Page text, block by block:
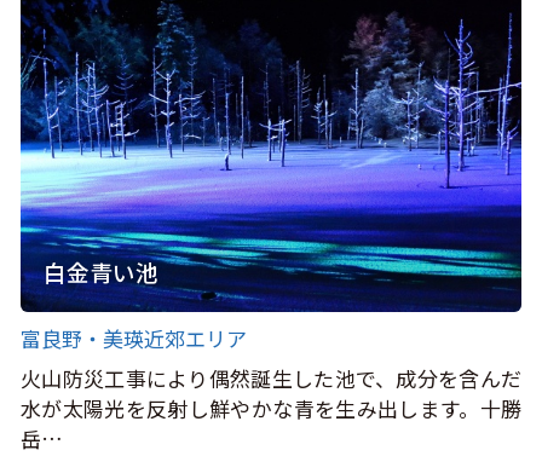
白金青い池
富良野・美瑛近郊エリア
火山防災工事により偶然誕生した池で、成分を含んだ
水が太陽光を反射し鮮やかな青を生み出します。十勝
岳…